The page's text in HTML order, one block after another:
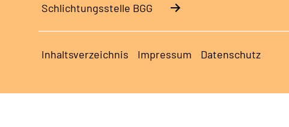
Schlich­tungs­stel­le BGG
Inhaltsverzeichnis Impressum Datenschutz